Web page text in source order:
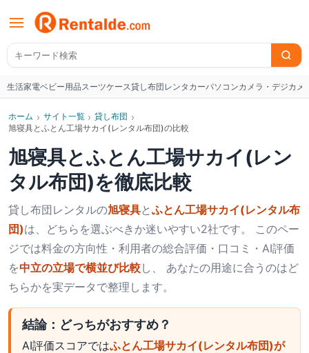
生活家電ベビー用品スーツケース貸し布団レンタカーパソコンカメラ・デジカメ
ホーム › サイト一覧 › 貸し布団 ›
旭寝具とふとん工場サカイ(レンタル布団)の比較
旭寝具とふとん工場サカイ(レン
タル布団)を徹底比較
貸し布団レンタルの旭寝具とふとん工場サカイ(レンタル布
団)は、どちらを選ぶべきか迷いやすい2社です。 このペー
ジでは料金の方向性・利用者の総合評価・口コミ・AI評価
を中立の立場で横並び比較し、 あなたの用途に合うのはど
ちらかを実データで整理します。
結論：どっちがおすすめ？
AI評価スコアではふとん工場サカイ(レンタル布団)が